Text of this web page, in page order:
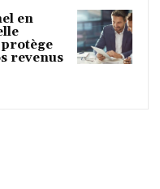
en
revenus